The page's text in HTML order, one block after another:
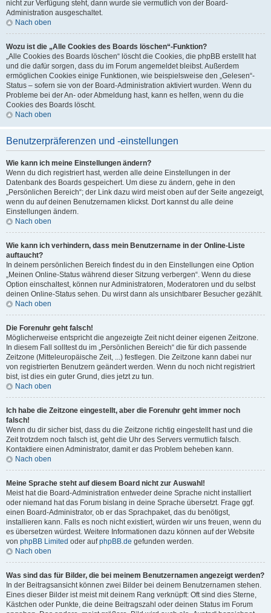
nicht zur Verfügung steht, dann wurde sie vermutlich von der Board-
Administration ausgeschaltet.
Nach oben
Wozu ist die „Alle Cookies des Boards löschen“-Funktion?
„Alle Cookies des Boards löschen“ löscht die Cookies, die phpBB erstellt hat
und die dafür sorgen, dass du im Forum angemeldet bleibst. Außerdem
ermöglichen Cookies einige Funktionen, wie beispielsweise den „Gelesen“-
Status – sofern sie von der Board-Administration aktiviert wurden. Wenn du
Probleme bei der An- oder Abmeldung hast, kann es helfen, wenn du die
Cookies des Boards löscht.
Nach oben
Benutzerpräferenzen und -einstellungen
Wie kann ich meine Einstellungen ändern?
Wenn du dich registriert hast, werden alle deine Einstellungen in der
Datenbank des Boards gespeichert. Um diese zu ändern, gehe in den
„Persönlichen Bereich“; der Link dazu wird meist oben auf der Seite angezeigt,
wenn du auf deinen Benutzernamen klickst. Dort kannst du alle deine
Einstellungen ändern.
Nach oben
Wie kann ich verhindern, dass mein Benutzername in der Online-Liste
auftaucht?
In deinem persönlichen Bereich findest du in den Einstellungen eine Option
„Meinen Online-Status während dieser Sitzung verbergen“. Wenn du diese
Option einschaltest, können nur Administratoren, Moderatoren und du selbst
deinen Online-Status sehen. Du wirst dann als unsichtbarer Besucher gezählt.
Nach oben
Die Forenuhr geht falsch!
Möglicherweise entspricht die angezeigte Zeit nicht deiner eigenen Zeitzone.
In diesem Fall solltest du im „Persönlichen Bereich“ die für dich passende
Zeitzone (Mitteleuropäische Zeit, ...) festlegen. Die Zeitzone kann dabei nur
von registrierten Benutzern geändert werden. Wenn du noch nicht registriert
bist, ist dies ein guter Grund, dies jetzt zu tun.
Nach oben
Ich habe die Zeitzone eingestellt, aber die Forenuhr geht immer noch
falsch!
Wenn du dir sicher bist, dass du die Zeitzone richtig eingestellt hast und die
Zeit trotzdem noch falsch ist, geht die Uhr des Servers vermutlich falsch.
Kontaktiere einen Administrator, damit er das Problem beheben kann.
Nach oben
Meine Sprache steht auf diesem Board nicht zur Auswahl!
Meist hat die Board-Administration entweder deine Sprache nicht installiert
oder niemand hat das Forum bislang in deine Sprache übersetzt. Frage ggf.
einen Board-Administrator, ob er das Sprachpaket, das du benötigst,
installieren kann. Falls es noch nicht existiert, würden wir uns freuen, wenn du
es übersetzen würdest. Weitere Informationen dazu können auf der Website
von phpBB Limited oder aufphpBB.de gefunden werden.
Nach oben
Was sind das für Bilder, die bei meinem Benutzernamen angezeigt werden?
In der Beitragsansicht können zwei Bilder bei deinem Benutzernamen stehen.
Eines dieser Bilder ist meist mit deinem Rang verknüpft: Oft sind dies Sterne,
Kästchen oder Punkte, die deine Beitragszahl oder deinen Status im Forum